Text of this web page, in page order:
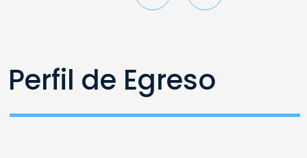
Applied Econometrics
productivo y evaluación de
impacto económico.
Perfil de Egreso